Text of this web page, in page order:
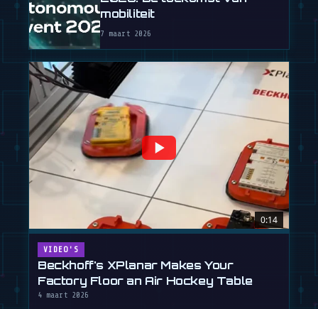
mobiliteit
7 maart 2026
0:14
VIDEO'S
Beckhoff's XPlanar Makes Your
Factory Floor an Air Hockey Table
4 maart 2026